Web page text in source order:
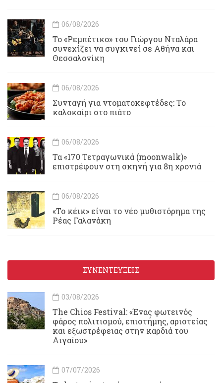
06/08/2026
Το «Ρεμπέτικο» του Γιώργου Νταλάρα
συνεχίζει να συγκινεί σε Αθήνα και
Θεσσαλονίκη
06/08/2026
Συνταγή για ντοματοκεφτέδες: Το
καλοκαίρι στο πιάτο
06/08/2026
Τα «170 Τετραγωνικά (moonwalk)»
επιστρέφουν στη σκηνή για 8η χρονιά
06/08/2026
«Το κέικ» είναι το νέο μυθιστόρημα της
Ρέας Γαλανάκη
ΣΥΝΕΝΤΕΥΞΕΙΣ
03/08/2026
Τhe Chios Festival: «Ένας φωτεινός
φάρος πολιτισμού, επιστήμης, αριστείας
και εξωστρέφειας στην καρδιά του
Αιγαίου»
07/07/2026